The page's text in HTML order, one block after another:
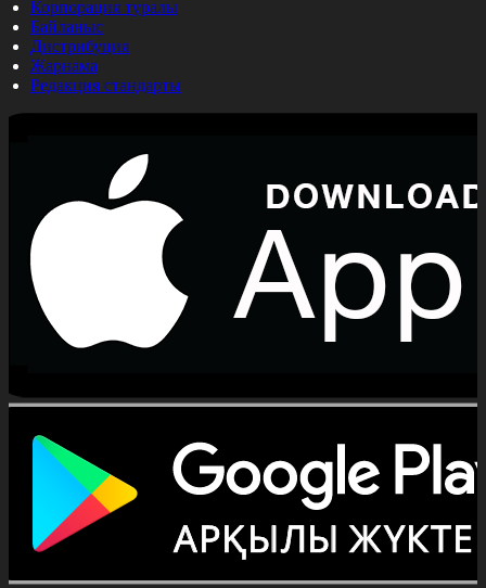
Корпорация туралы
Байланыс
Дистрибуция
Жарнама
Редакция стандарты